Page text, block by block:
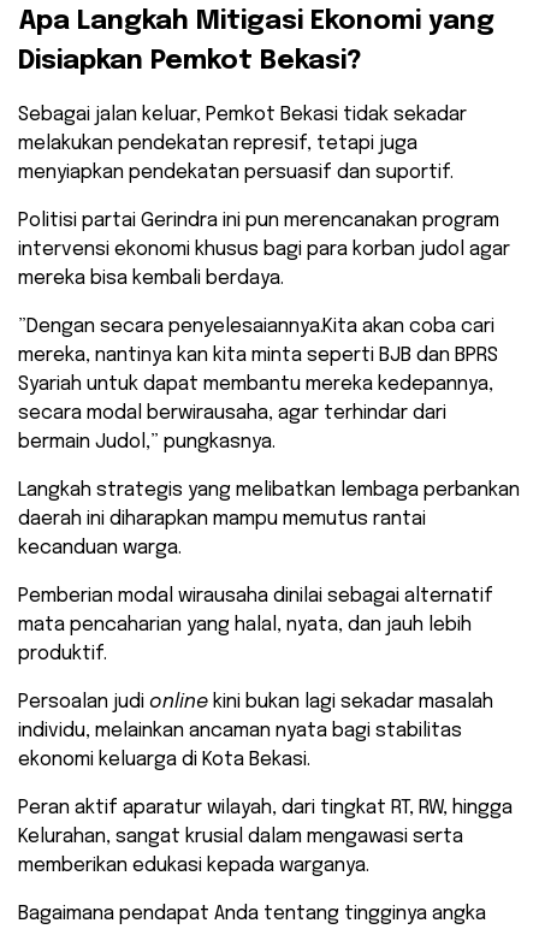
​Apa Langkah Mitigasi Ekonomi yang
Disiapkan Pemkot Bekasi?
​Sebagai jalan keluar, Pemkot Bekasi tidak sekadar
melakukan pendekatan represif, tetapi juga
menyiapkan pendekatan persuasif dan suportif.
Politisi partai Gerindra ini pun merencanakan program
intervensi ekonomi khusus bagi para korban judol agar
mereka bisa kembali berdaya.
​”Dengan secara penyelesaiannya.Kita akan coba cari
mereka, nantinya kan kita minta seperti BJB dan BPRS
Syariah untuk dapat membantu mereka kedepannya,
secara modal berwirausaha, agar terhindar dari
bermain Judol,” pungkasnya.
​Langkah strategis yang melibatkan lembaga perbankan
daerah ini diharapkan mampu memutus rantai
kecanduan warga.
Pemberian modal wirausaha dinilai sebagai alternatif
mata pencaharian yang halal, nyata, dan jauh lebih
produktif.
Persoalan judi online kini bukan lagi sekadar masalah
individu, melainkan ancaman nyata bagi stabilitas
ekonomi keluarga di Kota Bekasi.
Peran aktif aparatur wilayah, dari tingkat RT, RW, hingga
Kelurahan, sangat krusial dalam mengawasi serta
memberikan edukasi kepada warganya.
​Bagaimana pendapat Anda tentang tingginya angka